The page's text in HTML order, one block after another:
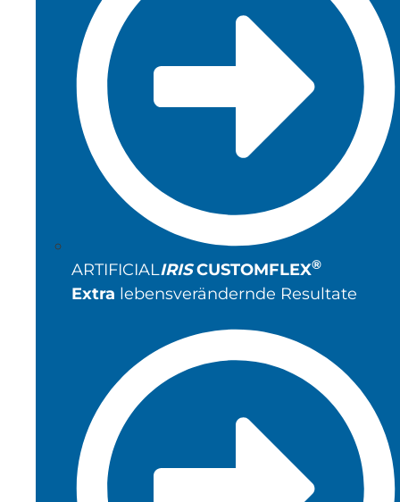
ARTIFICIALIRIS CUSTOMFLEX®
Extra lebensverändernde Resultate